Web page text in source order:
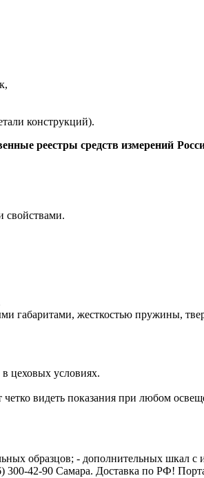
конструкций).
реестры средств измерений
свойствами.
габаритами, жесткостью пружины,
цеховых условиях.
видеть показания при любом
образцов; - дополнительных шкал с
42-90 Самара. Доставка по РФ!